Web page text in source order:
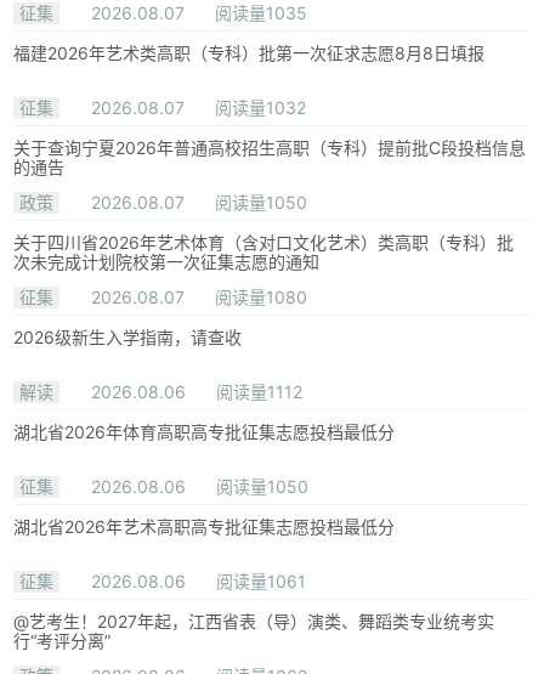
征集 2026.08.07
阅读量1035
福建2026年艺术类高职（专科）批第一次征求志愿8月8日填报
征集 2026.08.07
阅读量1032
关于查询宁夏2026年普通高校招生高职（专科）提前批C段投档信息
的通告
政策
2026.08.07
阅读量1050
关于四川省2026年艺术体育（含对口文化艺术）类高职（专科）批
次未完成计划院校第一次征集志愿的通知
征集
2026.08.07
阅读量1080
2026级新生入学指南，请查收
解读 2026.08.06
阅读量1112
湖北省2026年体育高职高专批征集志愿投档最低分
征集 2026.08.06
阅读量1050
湖北省2026年艺术高职高专批征集志愿投档最低分
征集 2026.08.06
阅读量1061
@艺考生！2027年起，江西省表（导）演类、舞蹈类专业统考实
行“考评分离”